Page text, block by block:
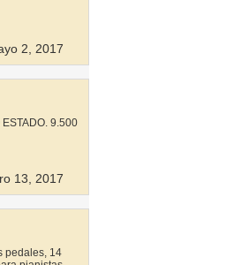
2, 2017
9.500
13, 2017
pedales, 14